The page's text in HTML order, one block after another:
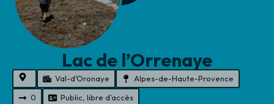
Lac de l’Orrenaye
Val-d'Oronaye
Alpes-de-Haute-Provence
0
Public, libre d'accès